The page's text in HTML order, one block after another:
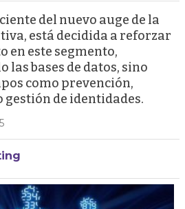
del nuevo auge de la
está decidida a reforzar
en este segmento,
las bases de datos, sino
como prevención,
de identidades.